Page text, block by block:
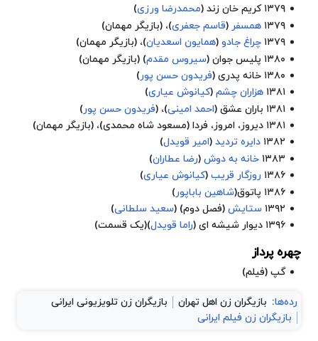
۱۳۷۹ کریم خان زند (محمدرضا ورزی)
۱۳۷۹ همسفر (قاسم جعفری)، (بازیگر مهمان)
۱۳۷۹ چراغ جادو (همایون اسعدیان)، (بازیگر مهمان)
۱۳۸۰ پلیس جوان (سیروس مقدم) (بازیگر مهمان)
۱۳۸۰ خانه پدری (فریدون حسن پور)
۱۳۸۱ هزاران چشم (کیانوش عیاری)
۱۳۸۱ باران عشق (احمد امینی)، (فریدون حسن پور )
۱۳۸۱ دیروز، امروز، فردا (مسعود شاه محمدی)، (بازیگر مهمان)
۱۳۸۲ دایره تردید (امیر قویدل)
۱۳۸۳ خانه به دوش (رضا عطاران)
۱۳۸۶ روزگار قریب (کیانوش عیاری)
۱۳۸۶ پاتوق(
شاهین باباپور )
۱۳۹۲ ستایش (فصل دوم) (سعید سلطانی)
۱۳۹۶ دیوار شیشه ای (راما قویدل)(یک قسمت)
چهره پرداز
گپ (فیلم)
رده‌ها: بازیگران زن اهل تهران
بازیگران زن تلویزیونی ایرانی
بازیگران زن فیلم ایرانی